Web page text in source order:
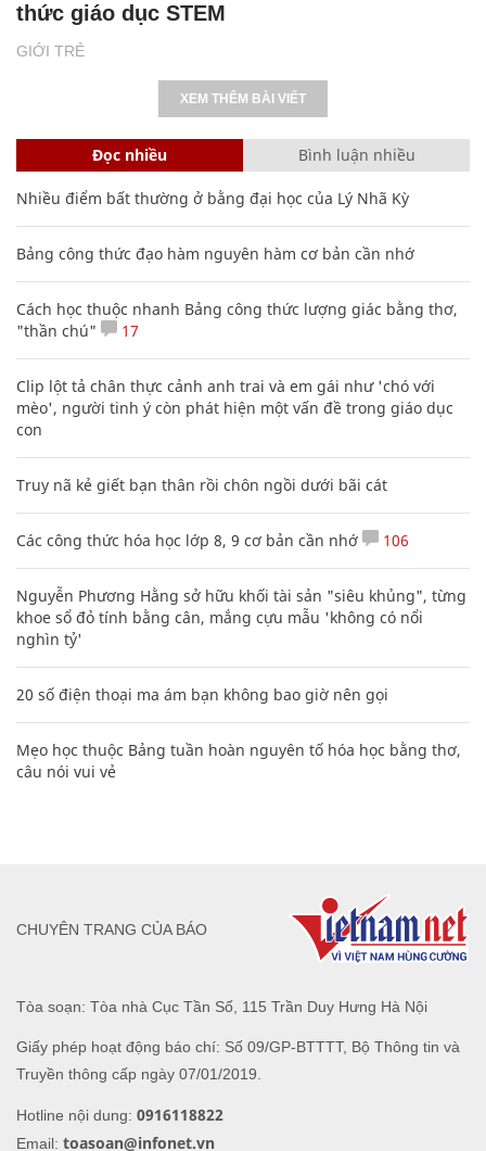
GIỚI TRẺ
thức giáo dục STEM
XEM THÊM BÀI VIẾT
Đọc nhiều Bình luận nhiều
Nhiều điểm bất thường ở bằng đại học của Lý Nhã Kỳ
Bảng công thức đạo hàm nguyên hàm cơ bản cần nhớ
Cách học thuộc nhanh Bảng công thức lượng giác bằng thơ,
"thần chú"
17
Clip lột tả chân thực cảnh anh trai và em gái như 'chó với
mèo', người tinh ý còn phát hiện một vấn đề trong giáo dục
con
Truy nã kẻ giết bạn thân rồi chôn ngồi dưới bãi cát
Các công thức hóa học lớp 8, 9 cơ bản cần nhớ 106
Nguyễn Phương Hằng sở hữu khối tài sản "siêu khủng", từng
khoe sổ đỏ tính bằng cân, mắng cựu mẫu 'không có nổi
nghìn tỷ'
20 số điện thoại ma ám bạn không bao giờ nên gọi
Mẹo học thuộc Bảng tuần hoàn nguyên tố hóa học bằng thơ,
câu nói vui vẻ
Tòa soạn: Tòa nhà Cục Tần Số, 115 Trần Duy Hưng Hà Nội
Giấy phép hoạt động báo chí: Số 09/GP-BTTTT, Bộ Thông tin và
Truyền thông cấp ngày 07/01/2019.
Hotline nội dung: 0916118822
Email: toasoan@infonet.vn
CHUYÊN TRANG CỦA BÁO